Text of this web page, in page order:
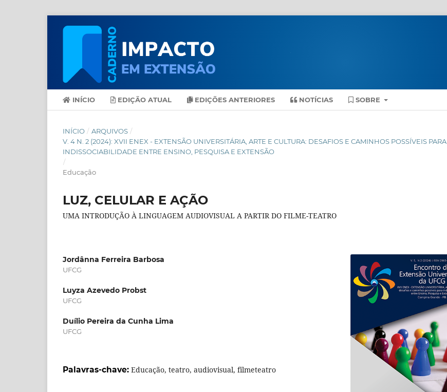
INÍCIO EDIÇÃO ATUAL EDIÇÕES ANTERIORES NOTÍCIAS SOBRE
INÍCIO / ARQUIVOS /
V. 4 N. 2 (2024): XVII ENEX - EXTENSÃO UNIVERSITÁRIA, ARTE E CULTURA: DESAFIOS E CAMINHOS POSSÍVEIS PARA
INDISSOCIABILIDADE ENTRE ENSINO, PESQUISA E EXTENSÃO
/
Educação
LUZ, CELULAR E AÇÃO
UMA INTRODUÇÃO À LINGUAGEM AUDIOVISUAL A PARTIR DO FILME-TEATRO
Jordânna Ferreira Barbosa
UFCG
Luyza Azevedo Probst
UFCG
Duílio Pereira da Cunha Lima
UFCG
Palavras-chave: Educação, teatro, audiovisual, filmeteatro